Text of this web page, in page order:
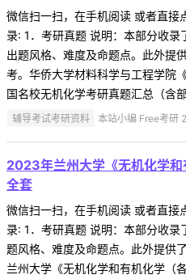
微信扫一扫，在手机阅读 或者直接
录: 1．考研真题 说明：本部分收
出题风格、难度及命题点。此外提
考。华侨大学材料科学与工程学院
国名校无机化学考研真题汇总（含
辅导考试考研资料 本站小编 Free考研
2023年兰州大学《无机化学
全套
微信扫一扫，在手机阅读 或者直接
录: 1．考研真题 说明：本部分收
题风格、难度及命题点。此外提供
兰州大学《无机化学和有机化学（